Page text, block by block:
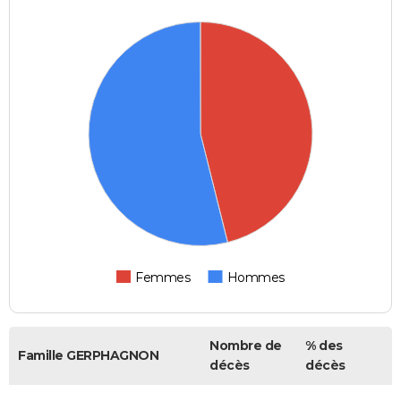
Femmes Hommes
Famille GERPHAGNON
Nombre de
décès
% des
décès